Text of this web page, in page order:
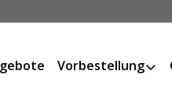
Vorbestellung